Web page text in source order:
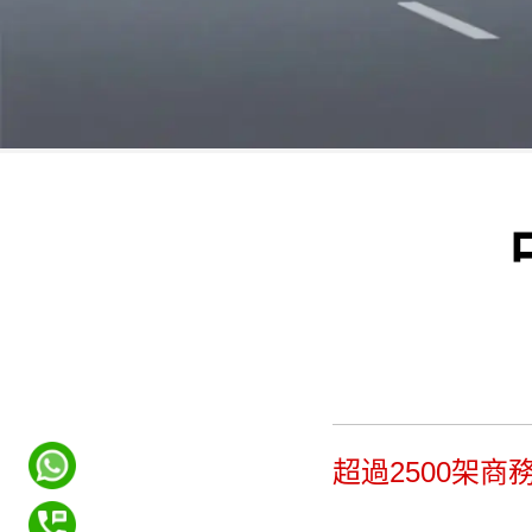
超過2500架商